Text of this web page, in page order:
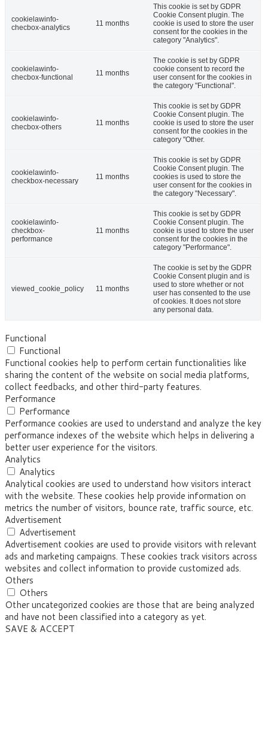
cookielawinfo-
checbox-analytics
11 months
This cookie is set by GDPR
Cookie Consent plugin. The
cookie is used to store the user
consent for the cookies in the
category "Analytics".
cookielawinfo-
checbox-functional
11 months
The cookie is set by GDPR
cookie consent to record the
user consent for the cookies in
the category "Functional".
cookielawinfo-
checbox-others
11 months
This cookie is set by GDPR
Cookie Consent plugin. The
cookie is used to store the user
consent for the cookies in the
category "Other.
cookielawinfo-
checkbox-necessary
11 months
This cookie is set by GDPR
Cookie Consent plugin. The
cookies is used to store the
user consent for the cookies in
the category "Necessary".
cookielawinfo-
checkbox-
performance
11 months
This cookie is set by GDPR
Cookie Consent plugin. The
cookie is used to store the user
consent for the cookies in the
category "Performance".
viewed_cookie_policy 11 months
The cookie is set by the GDPR
Cookie Consent plugin and is
used to store whether or not
user has consented to the use
of cookies. It does not store
any personal data.
Functional
Functional
Functional cookies help to perform certain functionalities like
sharing the content of the website on social media platforms,
collect feedbacks, and other third-party features.
Performance
Performance
Performance cookies are used to understand and analyze the key
performance indexes of the website which helps in delivering a
better user experience for the visitors.
Analytics
Analytics
Analytical cookies are used to understand how visitors interact
with the website. These cookies help provide information on
metrics the number of visitors, bounce rate, traffic source, etc.
Advertisement
Advertisement
Advertisement cookies are used to provide visitors with relevant
ads and marketing campaigns. These cookies track visitors across
websites and collect information to provide customized ads.
Others
Others
Other uncategorized cookies are those that are being analyzed
and have not been classified into a category as yet.
SAVE & ACCEPT